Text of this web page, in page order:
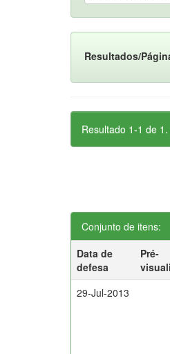
Resultados/
Resultado 1-1 de 1.
Conjunto de itens:
Data de
defesa
Pré-
29-Jul-2013